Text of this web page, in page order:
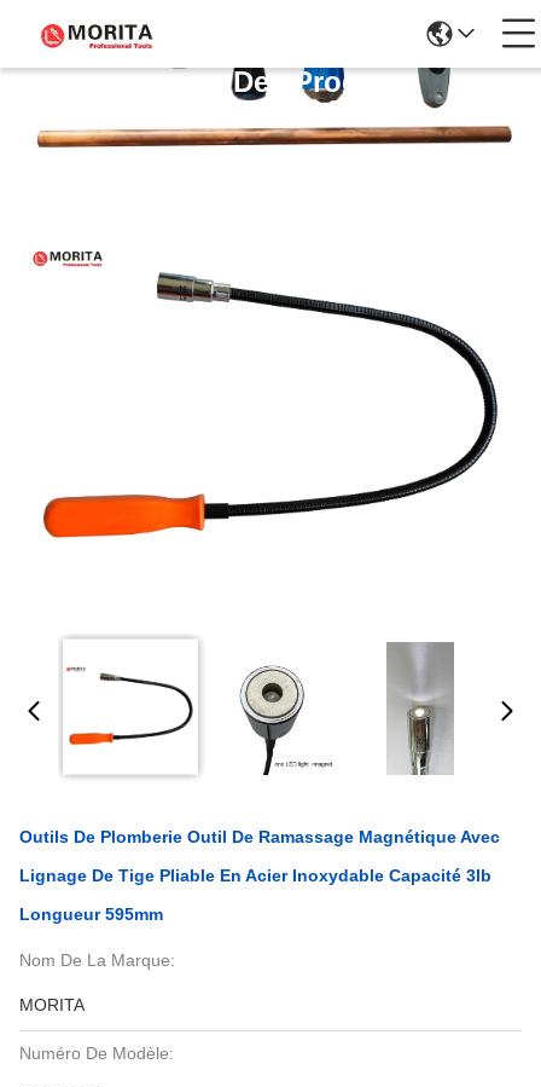
Détails Des Produits
Outils De Plomberie Outil De Ramassage Magnétique Avec
Lignage De Tige Pliable En Acier Inoxydable Capacité 3lb
Longueur 595mm
Nom De La Marque:
MORITA
Numéro De Modèle: